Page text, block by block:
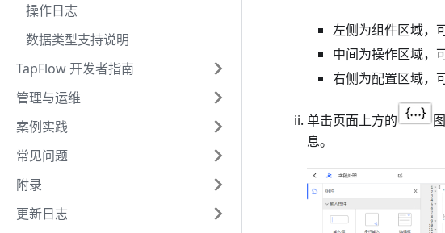
操作日志
数据类型支持说明
TapFlow 开发者指南
管理与运维
案例实践
常见问题
附录
更新日志
左侧为组件区域，
中间为操作区域，
右侧为配置区域，
单击页面上方的
息。